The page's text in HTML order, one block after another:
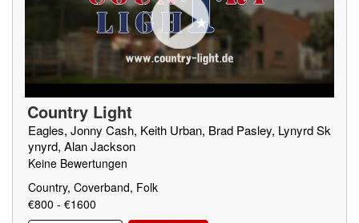
Country Light
Eagles, Jonny Cash, Keith Urban, Brad Pasley, Lynyrd Sk
ynyrd, Alan Jackson
Keine Bewertungen
Country, Coverband, Folk
€800 - €1600